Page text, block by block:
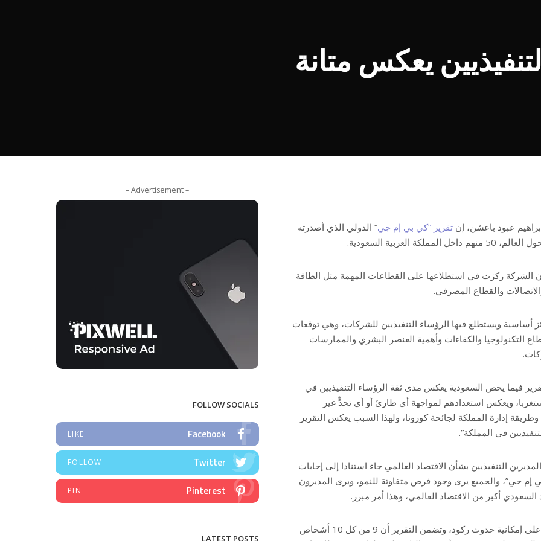
يعكس متانة
تقرير “كي بي إم جي” الدولي الذي أصدرته
الشركة ركزت في استطلاعها على القطاعات المهمة مثل الطاقة
والقطاع المصرفي.
التقرير يقوم على 4 ركائز أساسية ويستطلع فيها الرؤساء التنفيذيين للشركات، وهي توقعات
التكنولوجيا والكفاءات وأهمية العنصر البشري والممارسات
فيما يخص السعودية يعكس مدى ثقة الرؤساء التنفيذيين في
ويعكس استعدادهم لمواجهة أي طارئ أو أي تحدٍّ غير
إدارة المملكة لجائحة كورونا، ولهذا السبب يعكس التقرير
في المملكة”.
نسبة 60% من المديرين التنفيذيين بشأن الاقتصاد العالمي جاء استنادا إلى إجابات
إم جي”، والجميع يرى وجود فرص متفاوتة للنمو، ويرى المديرون
أكبر من الاقتصاد العالمي، وهذا أمر مبرر.
واتفق جميع المديرين التنفيذيين على إمكانية حدوث ركود، وتضمن التقرير أن 9 من كل 10 أشخاص
– Advertisement –
FOLLOW SOCIALS
Facebook
LIKE
Twitter
FOLLOW
Pinterest
PIN
LATEST POSTS